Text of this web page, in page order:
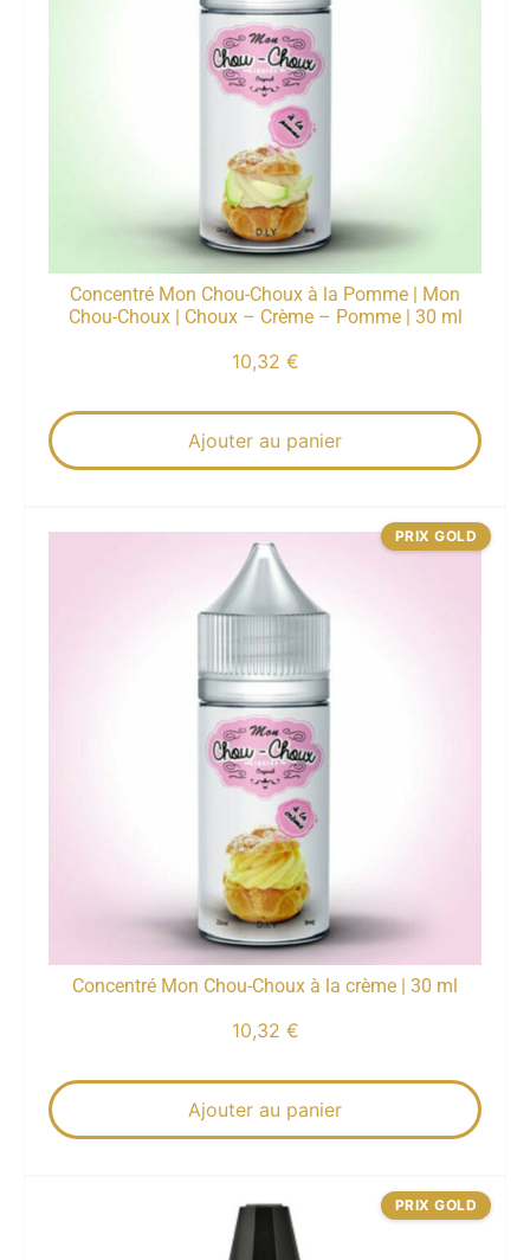
Concentré Mon Chou-Choux à la Pomme | Mon
Chou-Choux | Choux – Crème – Pomme | 30 ml
10,32 €
Ajouter au panier
Concentré Mon Chou-Choux à la crème | 30 ml
10,32 €
Ajouter au panier
PRIX GOLD
PRIX GOLD